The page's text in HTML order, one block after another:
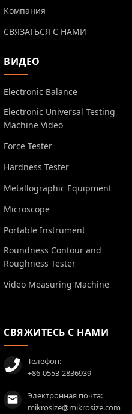
Компания
СВЯЗАТЬСЯ С НАМИ
ВИДЕО
Electronic Balance
Electronic Universal Testing
Machine Video
Force Tester
Hardness Tester
Metallographic Equipment
Microscope
Portable Instrument
Roundness Contour and
Roughness Tester
Video Measuring Machine
СВЯЖИТЕСЬ С НАМИ
Телефон:
+86-0553-2836939
Электронная почта:
mikrosize@mikrosize.com